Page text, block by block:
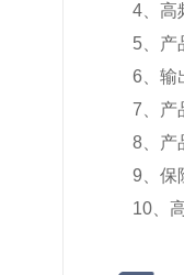
4、高
5、产
6、输
7、产
8、产
9、保
10、